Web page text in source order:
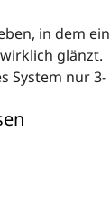
in dem ein
glänzt.
System nur 3-
CPUs und der